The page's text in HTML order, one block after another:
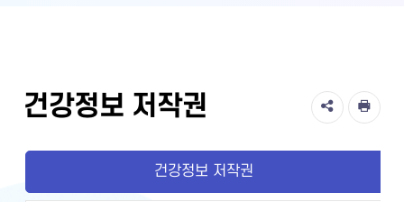
건강정보 저작권
건강정보 저작권